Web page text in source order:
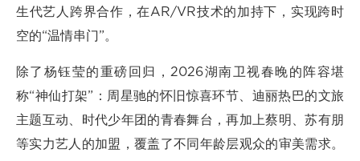
生代艺人跨界合作，在AR/VR技术的加持下，实现跨时
空的“温情串门”。
除了杨钰莹的重磅回归，2026湖南卫视春晚的阵容堪
称“神仙打架”：周星驰的怀旧惊喜环节、迪丽热巴的文旅
主题互动、时代少年团的青春舞台，再加上蔡明、苏有朋
等实力艺人的加盟，覆盖了不同年龄层观众的审美需求。